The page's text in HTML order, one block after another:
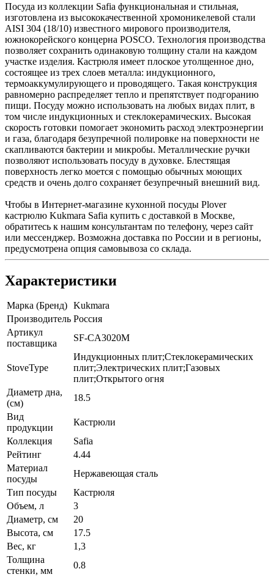
Посуда из коллекции Safia функциональная и стильная,
изготовлена из высококачественной хромоникелевой стали
AISI 304 (18/10) известного мирового производителя,
южнокорейского концерна POSCO. Технология производства
позволяет сохранить одинаковую толщину стали на каждом
участке изделия. Кастрюля имеет плоское утолщенное дно,
состоящее из трех слоев металла: индукционного,
термоаккумулирующего и проводящего. Такая конструкция
равномерно распределяет тепло и препятствует подгоранию
пищи. Посуду можно использовать на любых видах плит, в
том числе индукционных и стеклокерамических. Высокая
скорость готовки помогает экономить расход электроэнергии
и газа, благодаря безупречной полировке на поверхности не
скапливаются бактерии и микробы. Металлические ручки
позволяют использовать посуду в духовке. Блестящая
поверхность легко моется с помощью обычных моющих
средств и очень долго сохраняет безупречный внешний вид.
Чтобы в Интернет-магазине кухонной посуды Plover
кастрюлю Kukmara Safia купить с доставкой в Москве,
обратитесь к нашим консультантам по телефону, через сайт
или мессенджер. Возможна доставка по России и в регионы,
предусмотрена опция самовывоза со склада.
Характеристики
Марка (Бренд) Kukmara
Производитель Россия
Артикул
поставщика
SF-CA3020M
StoveType
Индукционных плит;Стеклокерамических
плит;Электрических плит;Газовых
плит;Открытого огня
Диаметр дна,
(см)
18.5
Вид
продукции
Кастрюли
Коллекция
Safia
Рейтинг
4.44
Материал
посуды
Нержавеющая сталь
Тип посуды
Кастрюля
Объем, л
3
Диаметр, см
20
Высота, см
17.5
Вес, кг
1,3
Толщина
стенки, мм
0.8